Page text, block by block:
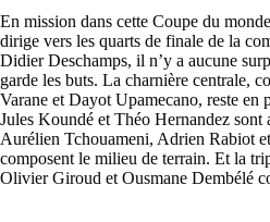
En mission dans cette Coupe du
dirige vers les quarts de finale de la
Didier Deschamps, il n’y a aucune
garde les buts. La charnière centrale,
Varane et Dayot Upamecano, reste en
Jules Koundé et Théo Hernandez sont
Aurélien Tchouameni, Adrien Rabiot
composent le milieu de terrain. Et la
Olivier Giroud et Ousmane Dembélé